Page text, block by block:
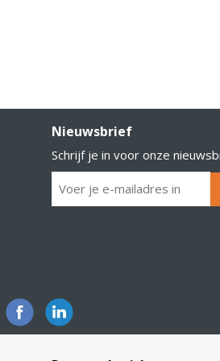
Nieuwsbrief
Schrijf je in voor onze